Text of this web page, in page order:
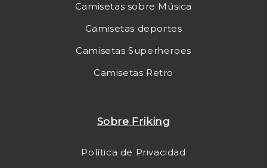
Camisetas sobre Música
Camisetas deportes
Camisetas Superheroes
Camisetas Retro
Sobre Friking
Política de Privacidad